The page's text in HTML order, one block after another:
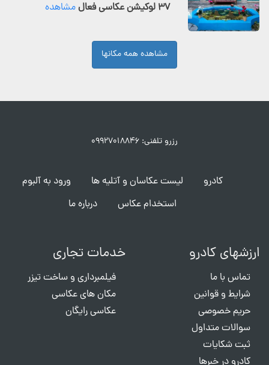
۳۷ لوکیشن عکاسی فعال مشاهده
مشاهده همه مکانها
رزرو تلفنی: ۰۹۹۲۷۰۱۸۸۴۶
کادرو لیست عکاسان و آتلیه ها
ورود به آلبوم
استخدام عکاس
درباره ما
ارزشهای کادرو
تماس با ما
شرایط و قوانین
حریم خصوصی
سوالات متداول
ثبت شکایات
کادرو در خبرها
خدمات تجاری
فیلمبرداری و ساخت تیزر
مکان های عکاسی
عکاسی رایگان